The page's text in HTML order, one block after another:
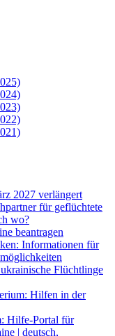
2027 verlängert
für geflüchtete
wo?
beantragen
Informationen für
Flüchtlinge
Hilfen in der
Hilfe-Portal für
| deutsch,